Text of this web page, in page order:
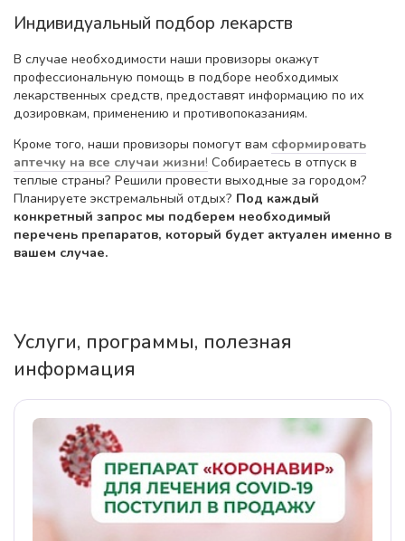
Индивидуальный подбор лекарств
В случае необходимости наши провизоры окажут
профессиональную помощь в подборе необходимых
лекарственных средств, предоставят информацию по их
дозировкам, применению и противопоказаниям.
Кроме того, наши провизоры помогут вам сформировать
аптечку на все случаи жизни! Собираетесь в отпуск в
теплые страны? Решили провести выходные за городом?
Планируете экстремальный отдых? Под каждый
конкретный запрос мы подберем необходимый
перечень препаратов, который будет актуален именно в
вашем случае.
Услуги, программы, полезная
информация